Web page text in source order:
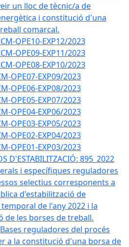
un lloc de tècnic/a de
i constitució d'una
comarcal.
OPE10-EXP12/2023
OPE09-EXP11/2023
OPE08-EXP10/2023
OPE07-EXP09/2023
OPE06-EXP08/2023
OPE05-EXP07/2023
OPE04-EXP06/2023
OPE03-EXP05/2023
OPE02-EXP04/2023
OPE01-EXP03/2023
D'ESTABILITZACIÓ: 895_2022
i específiques reguladores
selectius corresponents a
d'estabilització de
de l'any 2022 i la
de les borses de treball.
reguladores del procés
a la constitució d'una borsa de